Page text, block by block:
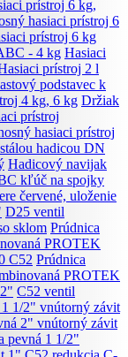
prístroj 6 kg,
hasiaci prístroj 6
prístroj 6 kg
- 4 kg Hasiaci
prístroj 2 l
podstavec k
4 kg, 6 kg Držiak
prístroj
hasiaci prístroj
hadicou DN
Hadicový navijak
kľúč na spojky
červené, uloženie
D25 ventil
sklom Prúdnica
PROTEK
C52 Prúdnica
PROTEK
C52 ventil
1/2" vnútorný závit
2" vnútorný závit
pevná 1 1/2"